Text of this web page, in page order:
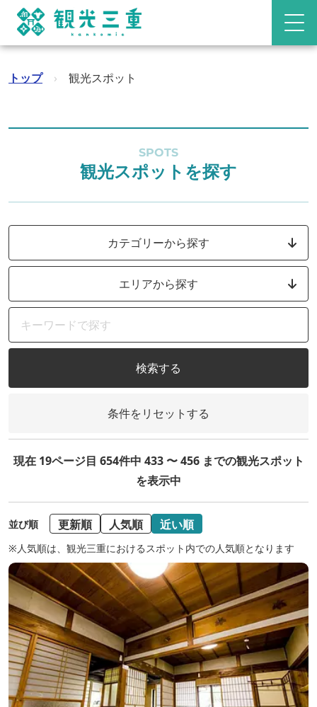
トップ › 観光スポット
SPOTS
観光スポットを探す
カテゴリーから探す
エリアから探す
検索する
条件をリセットする
現在 19ページ目 654件中 433 〜 456 までの観光スポット
を表示中
並び順 更新順 人気順 近い順
※人気順は、観光三重におけるスポット内での人気順となります